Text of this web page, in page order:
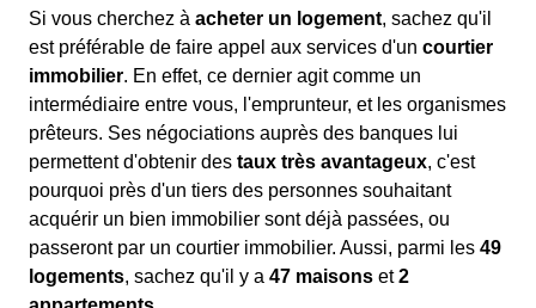
Si vous cherchez à acheter un logement, sachez qu'il
est préférable de faire appel aux services d'un courtier
immobilier. En effet, ce dernier agit comme un
intermédiaire entre vous, l'emprunteur, et les organismes
prêteurs. Ses négociations auprès des banques lui
permettent d'obtenir des taux très avantageux, c'est
pourquoi près d'un tiers des personnes souhaitant
acquérir un bien immobilier sont déjà passées, ou
passeront par un courtier immobilier. Aussi, parmi les 49
logements, sachez qu'il y a 47 maisons et2